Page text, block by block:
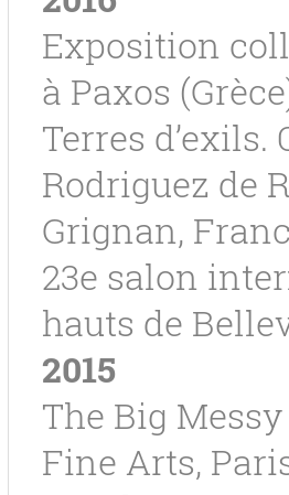
Exposition
à Paxos
Terres
Rodriguez de
Grignan,
23e salon
hauts de
2015
The Big
Fine Arts,